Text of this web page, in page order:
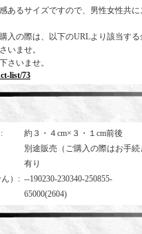
あるサイズですので、男性女性共に
入の際は、以下のURLより該当する
いませ。
さいませ。
list/73
:
約３・４cm×３・１cm前後
別途販売（ご購入の際はお手
有り
） : --190230-230340-250855-
65000(2604)